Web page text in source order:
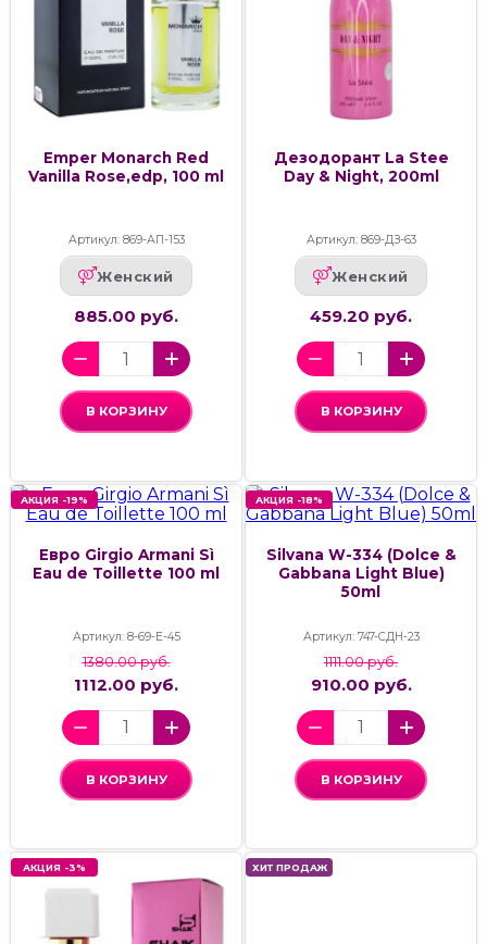
Emper Monarch Red
Vanilla Rose,edp, 100 ml
Артикул: 869-АП-153
Женский
885.00 руб.
В КОРЗИНУ
Дезодорант La Stee
Day & Night, 200ml
Артикул: 869-ДЗ-63
Женский
459.20 руб.
В КОРЗИНУ
АКЦИЯ -19%
Евро Girgio Armani Sì
Eau de Toillette 100 ml
Артикул: 8-69-E-45
1380.00 руб.
1112.00 руб.
В КОРЗИНУ
АКЦИЯ -18%
Silvana W-334 (Dolce &
Gabbana Light Blue)
50ml
Артикул: 747-СДН-23
1111.00 руб.
910.00 руб.
В КОРЗИНУ
АКЦИЯ -3% ХИТ ПРОДАЖ